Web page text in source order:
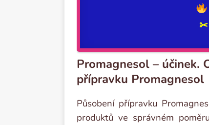
✂
Promagnesol – účinek.
přípravku Promagnesol
Působení přípravku
produktů ve správném